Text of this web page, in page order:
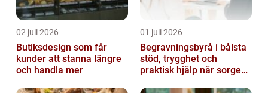
02 juli 2026
Butiksdesign som får
kunder att stanna längre
och handla mer
01 juli 2026
Begravningsbyrå i bålsta
stöd, trygghet och
praktisk hjälp när sorgen